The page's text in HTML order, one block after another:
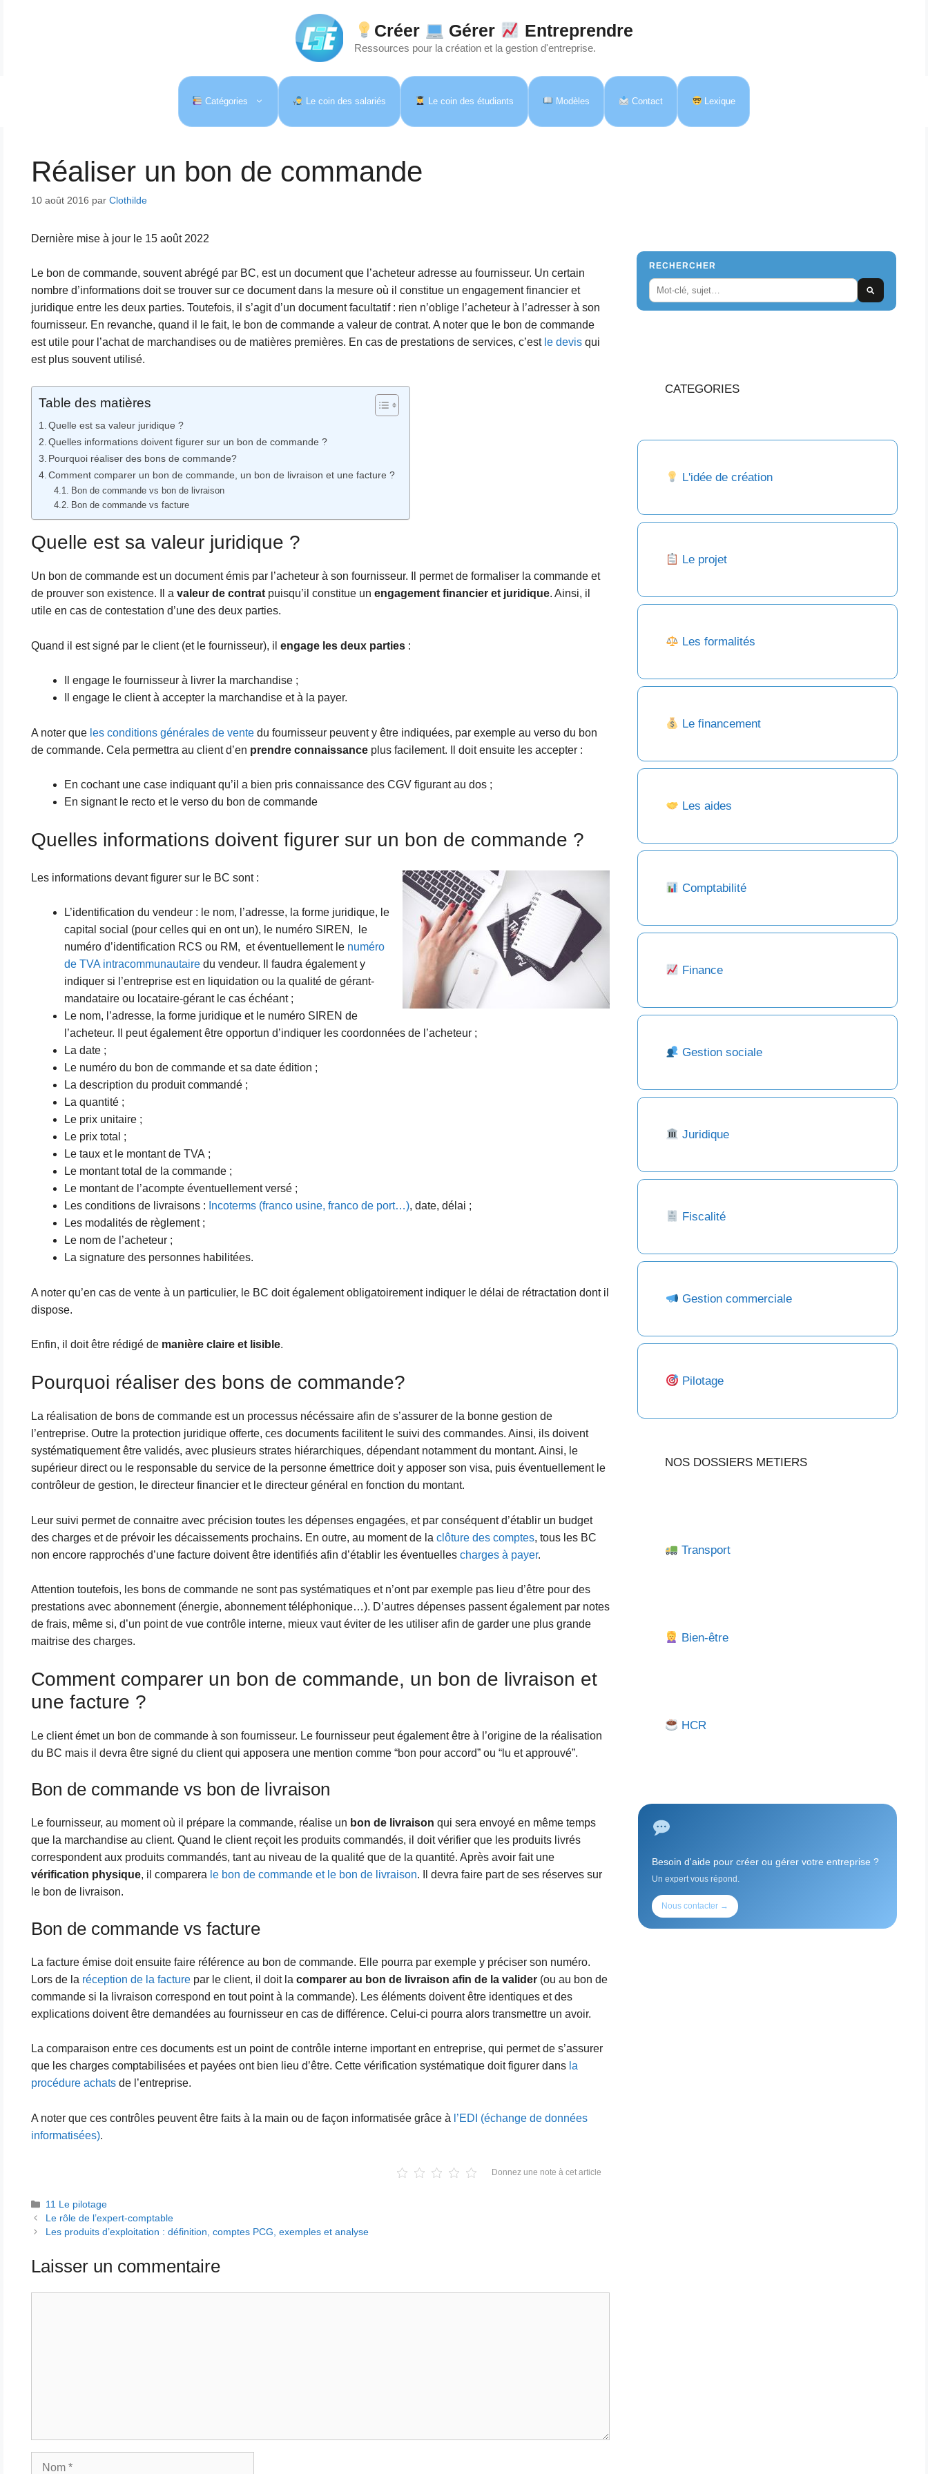
Créer Gérer Entreprendre
Ressources pour la création et la gestion d'entreprise.
Catégories Le coin des salariés Le coin des étudiants Modèles Contact Lexique
Réaliser un bon de commande
10 août 2016 par Clothilde
Dernière mise à jour le 15 août 2022
Le bon de commande, souvent abrégé par BC, est un document que l’acheteur adresse au fournisseur. Un certain
nombre d’informations doit se trouver sur ce document dans la mesure où il constitue un engagement financier et
juridique entre les deux parties. Toutefois, il s’agit d’un document facultatif : rien n’oblige l’acheteur à l’adresser à son
fournisseur. En revanche, quand il le fait, le bon de commande a valeur de contrat. A noter que le bon de commande
est utile pour l’achat de marchandises ou de matières premières. En cas de prestations de services, c’est le devisqui
est plus souvent utilisé.
Table des matières
Quelle est sa valeur juridique ?
Quelles informations doivent figurer sur un bon de commande ?
Pourquoi réaliser des bons de commande?
Comment comparer un bon de commande, un bon de livraison et une facture ?
Bon de commande vs bon de livraison
Bon de commande vs facture
Quelle est sa valeur juridique ?
Un bon de commande est un document émis par l’acheteur à son fournisseur. Il permet de formaliser la commande et
de prouver son existence. Il a valeur de contratpuisqu’il constitue un engagement financier et juridique. Ainsi, il
utile en cas de contestation d’une des deux parties.
Quand il est signé par le client (et le fournisseur), il engage les deux parties:
Il engage le fournisseur à livrer la marchandise ;
Il engage le client à accepter la marchandise et à la payer.
A noter que les conditions générales de ventedu fournisseur peuvent y être indiquées, par exemple au verso du bon
de commande. Cela permettra au client d’en prendre connaissanceplus facilement. Il doit ensuite les accepter :
En cochant une case indiquant qu’il a bien pris connaissance des CGV figurant au dos ;
En signant le recto et le verso du bon de commande
Quelles informations doivent figurer sur un bon de commande ?
Les informations devant figurer sur le BC sont :
L’identification du vendeur : le nom, l’adresse, la forme juridique, le
capital social (pour celles qui en ont un), le numéro SIREN, le
numéro d’identification RCS ou RM, et éventuellement le numéro
de TVA intracommunautairedu vendeur. Il faudra également y
indiquer si l’entreprise est en liquidation ou la qualité de gérant-
mandataire ou locataire-gérant le cas échéant ;
Le nom, l’adresse, la forme juridique et le numéro SIREN de
l’acheteur. Il peut également être opportun d’indiquer les coordonnées de l’acheteur ;
La date ;
Le numéro du bon de commande et sa date édition ;
La description du produit commandé ;
La quantité ;
Le prix unitaire ;
Le prix total ;
Le taux et le montant de TVA ;
Le montant total de la commande ;
Le montant de l’acompte éventuellement versé ;
Les conditions de livraisons : Incoterms (franco usine, franco de port…), date, délai ;
Les modalités de règlement ;
Le nom de l’acheteur ;
La signature des personnes habilitées.
A noter qu’en cas de vente à un particulier, le BC doit également obligatoirement indiquer le délai de rétractation dont il
dispose.
Enfin, il doit être rédigé de manière claire et lisible.
Pourquoi réaliser des bons de commande?
La réalisation de bons de commande est un processus nécéssaire afin de s’assurer de la bonne gestion de
l’entreprise. Outre la protection juridique offerte, ces documents facilitent le suivi des commandes. Ainsi, ils doivent
systématiquement être validés, avec plusieurs strates hiérarchiques, dépendant notamment du montant. Ainsi, le
supérieur direct ou le responsable du service de la personne émettrice doit y apposer son visa, puis éventuellement le
contrôleur de gestion, le directeur financier et le directeur général en fonction du montant.
Leur suivi permet de connaitre avec précision toutes les dépenses engagées, et par conséquent d’établir un budget
des charges et de prévoir les décaissements prochains. En outre, au moment de la clôture des comptes, tous les BC
non encore rapprochés d’une facture doivent être identifiés afin d’établir les éventuelles charges à payer.
Attention toutefois, les bons de commande ne sont pas systématiques et n’ont par exemple pas lieu d’être pour des
prestations avec abonnement (énergie, abonnement téléphonique…). D’autres dépenses passent également par notes
de frais, même si, d’un point de vue contrôle interne, mieux vaut éviter de les utiliser afin de garder une plus grande
maitrise des charges.
Comment comparer un bon de commande, un bon de livraison et
une facture ?
Le client émet un bon de commande à son fournisseur. Le fournisseur peut également être à l’origine de la réalisation
du BC mais il devra être signé du client qui apposera une mention comme “bon pour accord” ou “lu et approuvé”.
Bon de commande vs bon de livraison
Le fournisseur, au moment où il prépare la commande, réalise un bon de livraison qui sera envoyé en même temps
que la marchandise au client. Quand le client reçoit les produits commandés, il doit vérifier que les produits livrés
correspondent aux produits commandés, tant au niveau de la qualité que de la quantité. Après avoir fait une
vérification physique, il comparera le bon de commande et le bon de livraison. Il devra faire part de ses réserves sur
le bon de livraison.
Bon de commande vs facture
La facture émise doit ensuite faire référence au bon de commande. Elle pourra par exemple y préciser son numéro.
Lors de la réception de la facturepar le client, il doit la comparer au bon de livraison afin de la valider(ou au bon de
commande si la livraison correspond en tout point à la commande). Les éléments doivent être identiques et des
explications doivent être demandées au fournisseur en cas de différence. Celui-ci pourra alors transmettre un avoir.
La comparaison entre ces documents est un point de contrôle interne important en entreprise, qui permet de s’assurer
que les charges comptabilisées et payées ont bien lieu d’être. Cette vérification systématique doit figurer dans la
procédure achatsde l’entreprise.
A noter que ces contrôles peuvent être faits à la main ou de façon informatisée grâce à l’EDI (échange de données
informatisées).
Donnez une note à cet article
Catégories
11 Le pilotage
Le rôle de l’expert-comptable
Les produits d’exploitation : définition, comptes PCG, exemples et analyse
Laisser un commentaire
RECHERCHER
CATEGORIES
L'idée de création
Le projet
Les formalités
Le financement
Les aides
Comptabilité
Finance
Gestion sociale
Juridique
Fiscalité
Gestion commerciale
Pilotage
NOS DOSSIERS METIERS
Transport
Bien-être
HCR
Besoin d'aide pour créer ou gérer votre entreprise ?
Un expert vous répond.
Nous contacter →